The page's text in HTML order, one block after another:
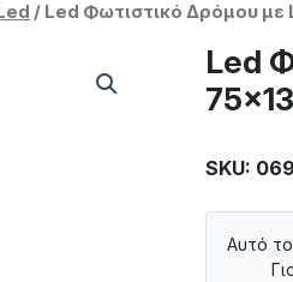
/ Led Φωτιστικό Δρόμου με
Led
SKU:
Αυτό το